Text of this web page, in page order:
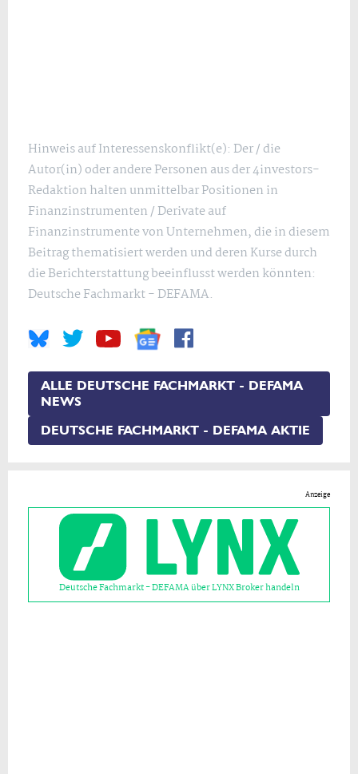
Hinweis auf Interessenskonflikt(e): Der / die
Autor(in) oder andere Personen aus der 4investors-
Redaktion halten unmittelbar Positionen in
Finanzinstrumenten / Derivate auf
Finanzinstrumente von Unternehmen, die in diesem
Beitrag thematisiert werden und deren Kurse durch
die Berichterstattung beeinflusst werden könnten:
Deutsche Fachmarkt - DEFAMA.
ALLE DEUTSCHE FACHMARKT - DEFAMA
NEWS
DEUTSCHE FACHMARKT - DEFAMA AKTIE
Anzeige
Deutsche Fachmarkt - DEFAMA über LYNX Broker handeln